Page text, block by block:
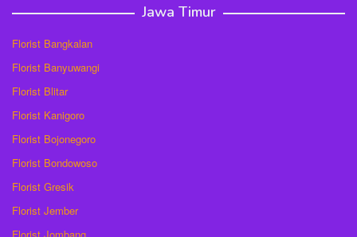
Jawa Timur
Florist Bangkalan
Florist Banyuwangi
Florist Blitar
Florist Kanigoro
Florist Bojonegoro
Florist Bondowoso
Florist Gresik
Florist Jember